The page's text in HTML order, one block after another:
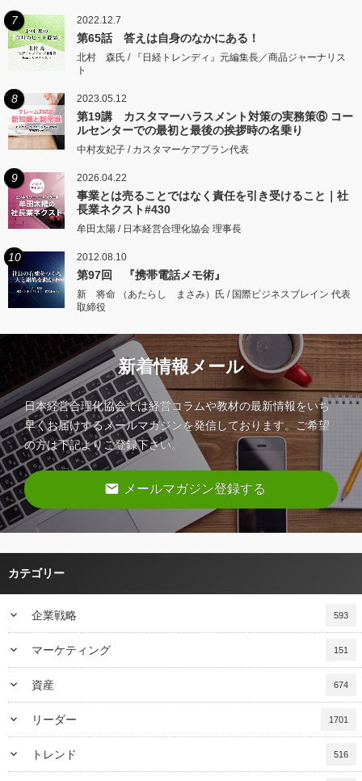
7 2022.12.7
第65話 答えは自身のなかにある！
北村 森氏 / 『日経トレンディ』元編集長／商品ジャーナリス
ト
8 2023.05.12
第19講 カスタマーハラスメント対策の実務策⑥ コー
ルセンターでの最初と最後の挨拶時の名乗り
中村友妃子 / カスタマーケアプラン代表
9 2026.04.22
事業とは売ることではなく責任を引き受けること｜社
長業ネクスト#430
牟田太陽 / 日本経営合理化協会 理事長
10 2012.08.10
第97回 『携帯電話メモ術』
新 将命 （あたらし まさみ）氏 / 国際ビジネスブレイン 代表
取締役
新着情報メール
日本経営合理化協会では経営コラムや教材の最新情報をいち
早くお届けするメールマガジンを発信しております。ご希望
の方は下記よりご登録下さい。
email メールマガジン登録する
カテゴリー
keyboard_arrow_down 企業戦略 593
keyboard_arrow_down マーケティング 151
keyboard_arrow_down 資産 674
keyboard_arrow_down リーダー 1701
keyboard_arrow_down トレンド 516